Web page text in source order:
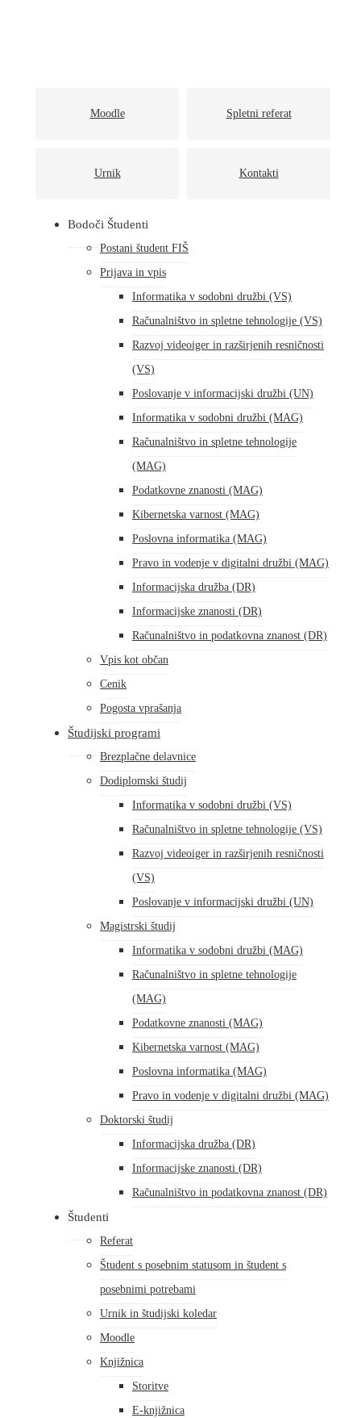
Moodle Spletni referat
Urnik Kontakti
Bodoči Študenti
Postani študent FIŠ
Prijava in vpis
Informatika v sodobni družbi (VS)
Računalništvo in spletne tehnologije (VS)
Razvoj videoiger in razširjenih resničnosti
(VS)
Poslovanje v informacijski družbi (UN)
Informatika v sodobni družbi (MAG)
Računalništvo in spletne tehnologije
(MAG)
Podatkovne znanosti (MAG)
Kibernetska varnost (MAG)
Poslovna informatika (MAG)
Pravo in vodenje v digitalni družbi (MAG)
Informacijska družba (DR)
Informacijske znanosti (DR)
Računalništvo in podatkovna znanost (DR)
Vpis kot občan
Cenik
Pogosta vprašanja
Študijski programi
Brezplačne delavnice
Dodiplomski študij
Informatika v sodobni družbi (VS)
Računalništvo in spletne tehnologije (VS)
Razvoj videoiger in razširjenih resničnosti
(VS)
Poslovanje v informacijski družbi (UN)
Magistrski študij
Informatika v sodobni družbi (MAG)
Računalništvo in spletne tehnologije
(MAG)
Podatkovne znanosti (MAG)
Kibernetska varnost (MAG)
Poslovna informatika (MAG)
Pravo in vodenje v digitalni družbi (MAG)
Doktorski študij
Informacijska družba (DR)
Informacijske znanosti (DR)
Računalništvo in podatkovna znanost (DR)
Študenti
Referat
Študent s posebnim statusom in študent s
posebnimi potrebami
Urnik in študijski koledar
Moodle
Knjižnica
Storitve
E-knjižnica